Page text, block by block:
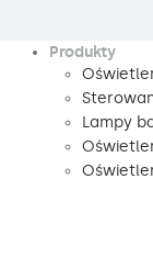
Produkty
Lampy